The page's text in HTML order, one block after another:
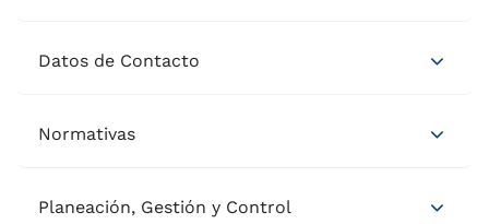
Datos de Contacto
Normativas
Planeación, Gestión y Control